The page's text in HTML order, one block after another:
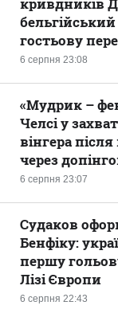
6 серпня 23:08
гостьову
6 серпня 23:07
«Мудрик –
Челсі у
вінгера
через
6 серпня 22:43
Судаков
Бенфіку:
першу
Лізі Європи